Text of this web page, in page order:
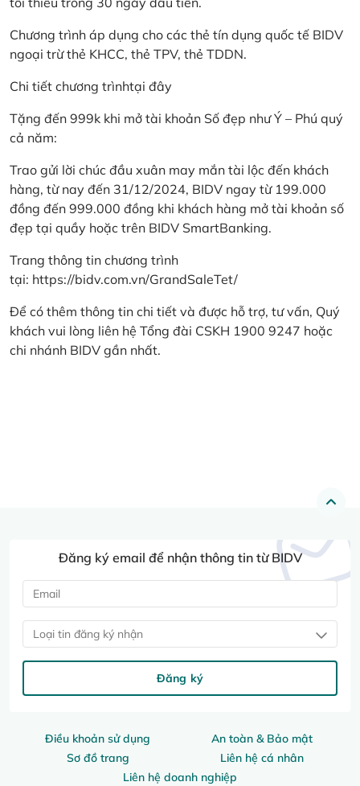
Chương trình áp dụng cho các thẻ tín dụng quốc tế BIDV
ngoại trừ thẻ KHCC, thẻ TPV, thẻ TDDN.
Chi tiết chương trìnhtại đây
Tặng đến 999k khi mở tài khoản Số đẹp như Ý – Phú quý
cả năm:
Trao gửi lời chúc đầu xuân may mắn tài lộc đến khách
hàng, từ nay đến 31/12/2024, BIDV ngay từ 199.000
đồng đến 999.000 đồng khi khách hàng mở tài khoản số
đẹp tại quầy hoặc trên BIDV SmartBanking.
Trang thông tin chương trình
tại: https://bidv.com.vn/GrandSaleTet/
Để có thêm thông tin chi tiết và được hỗ trợ, tư vấn, Quý
khách vui lòng liên hệ Tổng đài CSKH 1900 9247 hoặc
chi nhánh BIDV gần nhất.
Điều khoản sử dụng
An toàn & Bảo mật
Sơ đồ trang
Liên hệ cá nhân
Liên hệ doanh nghiệp
Đăng ký email để nhận thông tin từ BIDV
Loại tin đăng ký nhận
Đăng ký